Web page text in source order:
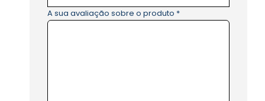
A sua avaliação sobre o produto *